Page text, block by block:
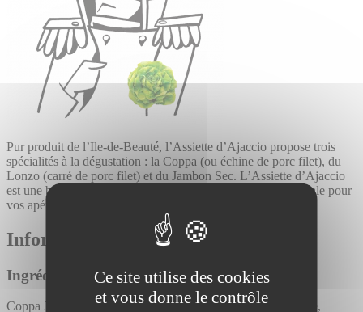
Ce site utilise des cookies
et vous donne le contrôle
Pur produit de l’Ile-de-Beauté, l’Assiette d’Ajaccio propose trois
spécialités à la dégustation : la Coppa (ou échine de porc filet), du
Lonzo (carré de porc filet) et du Jambon Sec. L’Assiette d’Ajaccio
est une belle découverte, aux saveurs subtiles et variées. Idéale pour
vos apéritifs en hiver comme en été.
Informations complémentaires :
Ingrédients :
Coppa 35 g : Echine de porc (Origine : France), sel, dextrose,